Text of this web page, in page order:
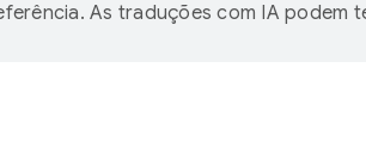
As traduções com IA podem